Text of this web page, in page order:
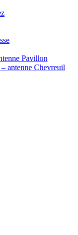
Pavillon
antenne Chevreuil